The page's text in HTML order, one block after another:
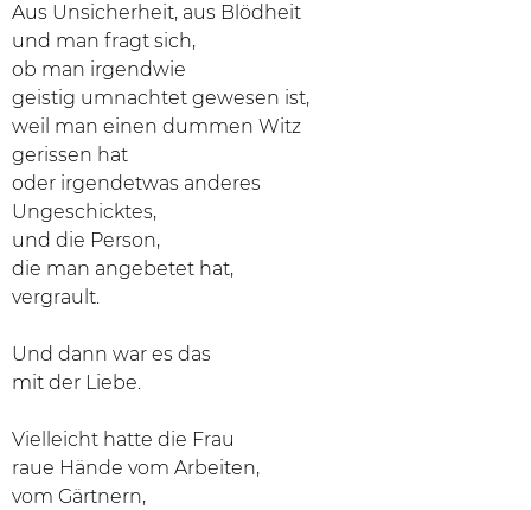
Aus Unsicherheit, aus Blödheit
und man fragt sich,
ob man irgendwie
geistig umnachtet gewesen ist,
weil man einen dummen Witz
gerissen hat
oder irgendetwas anderes
Ungeschicktes,
und die Person,
die man angebetet hat,
vergrault.
Und dann war es das
mit der Liebe.
Vielleicht hatte die Frau
raue Hände vom Arbeiten,
vom Gärtnern,